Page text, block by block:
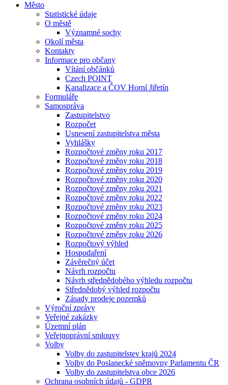
Město
Statistické údaje
O městě
Významné sochy
Okolí města
Kontakty
Informace pro občany
Vítání občánků
Czech POINT
Kanalizace a ČOV Horní Jiřetín
Formuláře
Samospráva
Zastupitelstvo
Rozpočet
Usnesení zastupitelstva města
Vyhlášky
Rozpočtové změny roku 2017
Rozpočtové změny roku 2018
Rozpočtové změny roku 2019
Rozpočtové změny roku 2020
Rozpočtové změny roku 2021
Rozpočtové změny roku 2022
Rozpočtové změny roku 2023
Rozpočtové změny roku 2024
Rozpočtové změny roku 2025
Rozpočtové změny roku 2026
Rozpočtový výhled
Hospodaření
Závěrečný účet
Návrh rozpočtu
Návrh střednědobého výhledu rozpočtu
Střednědobý výhled rozpočtu
Zásady prodeje pozemků
Výroční zprávy
Veřejné zakázky
Územní plán
Veřejnoprávní smlouvy
Volby
Volby do zastupitelstev krajů 2024
Volby do Poslanecké sněmovny Parlamentu ČR
Volby do zastupitelstva obce 2026
Ochrana osobních údajů - GDPR